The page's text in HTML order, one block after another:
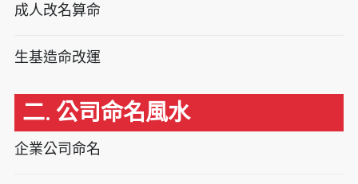
成人改名算命
生基造命改運
二. 公司命名風水
企業公司命名